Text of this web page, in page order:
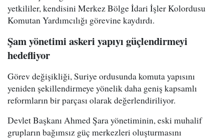
yetkililer, kendisini Merkez Bölge İdari İşler Kolordusu
Komutan Yardımcılığı görevine kaydırdı.
Şam yönetimi askeri yapıyı güçlendirmeyi
hedefliyor
Görev değişikliği, Suriye ordusunda komuta yapısını
yeniden şekillendirmeye yönelik daha geniş kapsamlı
reformların bir parçası olarak değerlendiriliyor.
Devlet Başkanı Ahmed Şara yönetiminin, eski muhalif
grupların bağımsız güç merkezleri oluşturmasını